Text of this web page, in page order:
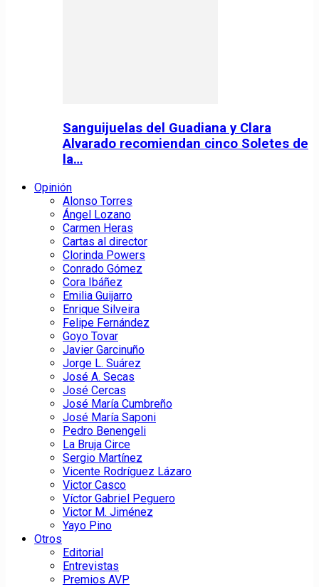
Sanguijuelas del Guadiana y Clara
Alvarado recomiendan cinco Soletes de
la…
Opinión
Alonso Torres
Ángel Lozano
Carmen Heras
Cartas al director
Clorinda Powers
Conrado Gómez
Cora Ibáñez
Emilia Guijarro
Enrique Silveira
Felipe Fernández
Goyo Tovar
Javier Garcinuño
Jorge L. Suárez
José A. Secas
José Cercas
José María Cumbreño
José María Saponi
Pedro Benengeli
La Bruja Circe
Sergio Martínez
Vicente Rodríguez Lázaro
Victor Casco
Víctor Gabriel Peguero
Victor M. Jiménez
Yayo Pino
Otros
Editorial
Entrevistas
Premios AVP